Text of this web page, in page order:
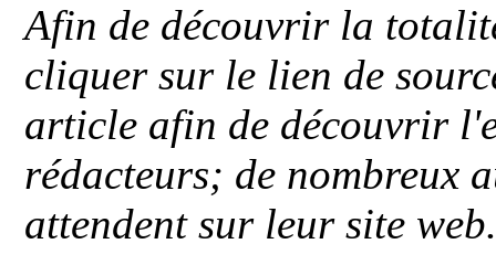
Afin de découvrir la
cliquer sur le lien de
article afin de découvrir
rédacteurs; de nombreux
attendent sur leur site